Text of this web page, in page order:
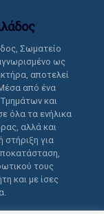
Σωματείο
ως
αποτελεί
από ένα
και
όλα τα ενήλικα
αλλά και
στήριξη για
τους
και με ίσες